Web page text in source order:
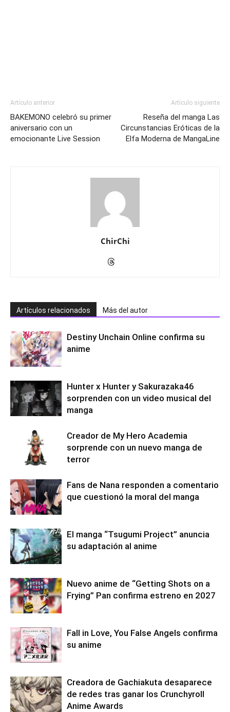
Artículo anterior
BAKEMONO celebró su primer
aniversario con un
emocionante Live Session
Artículo siguiente
Reseña del manga Las
Circunstancias Eróticas de la
Elfa Moderna de MangaLine
ChirChi
Artículos relacionados Más del autor
Destiny Unchain Online confirma su
anime
Hunter x Hunter y Sakurazaka46
sorprenden con un video musical del
manga
Creador de My Hero Academia
sorprende con un nuevo manga de
terror
Fans de Nana responden a comentario
que cuestionó la moral del manga
El manga “Tsugumi Project” anuncia
su adaptación al anime
Nuevo anime de “Getting Shots on a
Frying” Pan confirma estreno en 2027
Fall in Love, You False Angels confirma
su anime
Creadora de Gachiakuta desaparece
de redes tras ganar los Crunchyroll
Anime Awards